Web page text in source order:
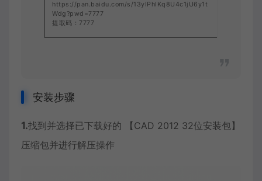
https://pan.baidu.com/s/13yIPhlKq8U4c1jU6y1t
Wdg?pwd=7777
提取码：7777
安装步骤
1.找到并选择已下载好的 【CAD 2012 32位安装包】
压缩包并进行解压操作